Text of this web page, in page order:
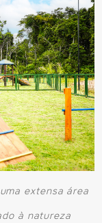
extensa área
à natureza